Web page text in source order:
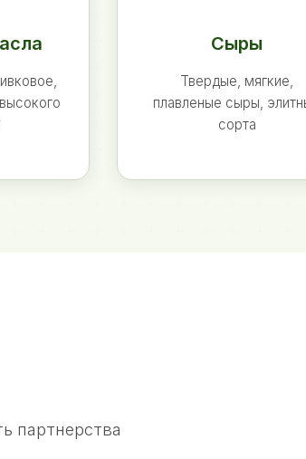
Сыры
Твердые, мягкие,
плавленые сыры,
сорта
партнерства